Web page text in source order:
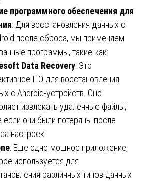
программного обеспечения для
: Для восстановления данных с
после сброса, мы применяем
программы, такие как:
Data Recovery: Это
ПО для восстановления
с Android-устройств. Оно
извлекать удаленные файлы,
они были потеряны после
настроек.
: Еще одно мощное приложение,
используется для
различных типов данных